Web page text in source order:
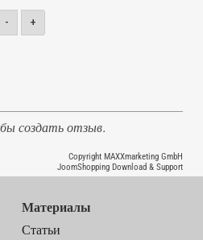
- +
создать отзыв.
Copyright MAXXmarketing GmbH
JoomShopping Download & Support
Материалы
Статьи